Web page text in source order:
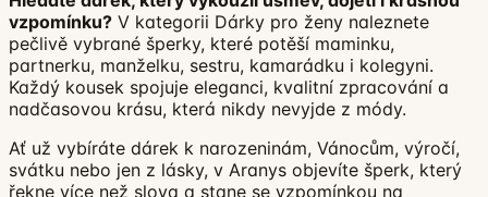
vzpomínku? V kategorii Dárky pro ženy naleznete
pečlivě vybrané šperky, které potěší maminku,
partnerku, manželku, sestru, kamarádku i kolegyni.
Každý kousek spojuje eleganci, kvalitní zpracování a
nadčasovou krásu, která nikdy nevyjde z módy.
Ať už vybíráte dárek k narozeninám, Vánocům, výročí,
svátku nebo jen z lásky, v Aranys objevíte šperk, který
řekne více než slova a stane se vzpomínkou na